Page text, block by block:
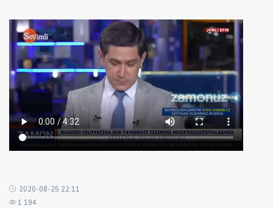
2020-08-25 22:11
1 194